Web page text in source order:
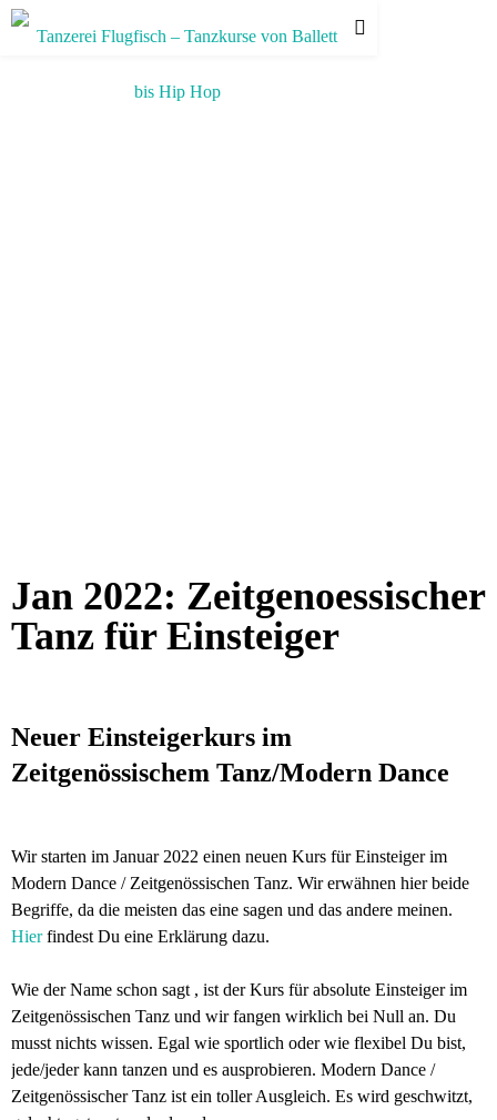
Jan 2022: Zeitgenoessischer
Tanz für Einsteiger
Neuer Einsteigerkurs im
Zeitgenössischem Tanz/Modern Dance
Wir starten im Januar 2022 einen neuen Kurs für Einsteiger im
Modern Dance / Zeitgenössischen Tanz. Wir erwähnen hier beide
Begriffe, da die meisten das eine sagen und das andere meinen.
Hierfindest Du eine Erklärung dazu.
Wie der Name schon sagt , ist der Kurs für absolute Einsteiger im
Zeitgenössischen Tanz und wir fangen wirklich bei Null an. Du
musst nichts wissen. Egal wie sportlich oder wie flexibel Du bist,
jede/jeder kann tanzen und es ausprobieren. Modern Dance /
Zeitgenössischer Tanz ist ein toller Ausgleich. Es wird geschwitzt,